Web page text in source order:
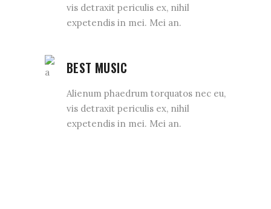
vis detraxit periculis ex, nihil
expetendis in mei. Mei an.
BEST MUSIC
Alienum phaedrum torquatos nec eu,
vis detraxit periculis ex, nihil
expetendis in mei. Mei an.